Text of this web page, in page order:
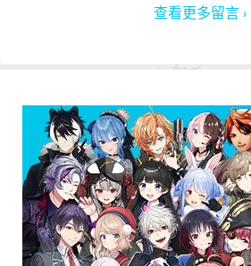
查看更多留言 ›